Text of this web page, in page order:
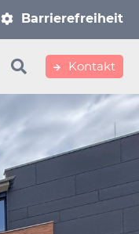
überspringen
Barrierefreiheit
Kontakt